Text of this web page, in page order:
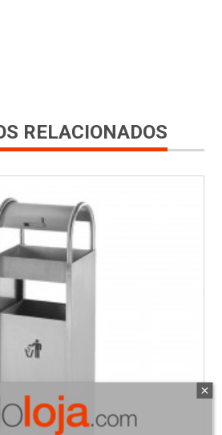
RELACIONADOS